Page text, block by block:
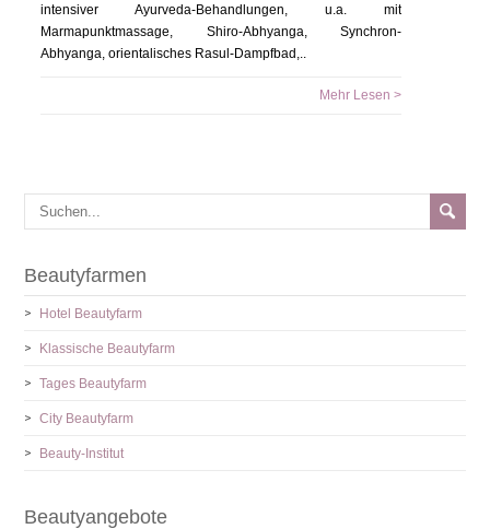
intensiver Ayurveda-Behandlungen, u.a. mit
Marmapunktmassage, Shiro-Abhyanga, Synchron-
Abhyanga, orientalisches Rasul-Dampfbad,..
Mehr Lesen >
Beautyfarmen
Hotel Beautyfarm
Klassische Beautyfarm
Tages Beautyfarm
City Beautyfarm
Beauty-Institut
Beautyangebote